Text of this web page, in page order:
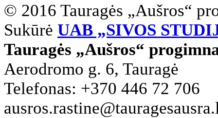
© 2016 Tauragės „Aušros“
Sukūrė UAB „SIVOS
Tauragės „Aušros“
Aerodromo g. 6, Tauragė
Telefonas: +370 446 72 706